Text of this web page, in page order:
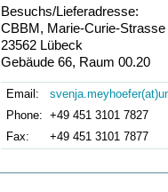
Besuchs/Lieferadresse:
CBBM, Marie-Curie-Strasse
23562 Lübeck
Gebäude 66, Raum 00.20
Email:
Phone: +49 451 3101 7827
Fax:
+49 451 3101 7877